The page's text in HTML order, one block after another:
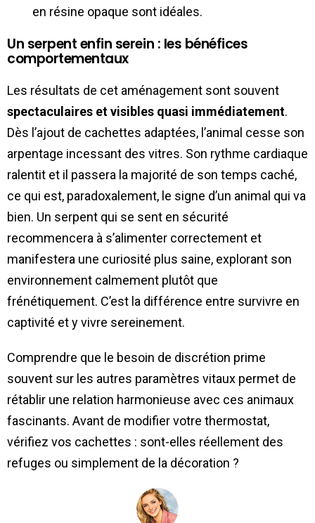
en résine opaque sont idéales.
Un serpent enfin serein : les bénéfices
comportementaux
Les résultats de cet aménagement sont souvent
spectaculaires et visibles quasi immédiatement.
Dès l’ajout de cachettes adaptées, l’animal cesse son
arpentage incessant des vitres. Son rythme cardiaque
ralentit et il passera la majorité de son temps caché,
ce qui est, paradoxalement, le signe d’un animal qui va
bien. Un serpent qui se sent en sécurité
recommencera à s’alimenter correctement et
manifestera une curiosité plus saine, explorant son
environnement calmement plutôt que
frénétiquement. C’est la différence entre survivre en
captivité et y vivre sereinement.
Comprendre que le besoin de discrétion prime
souvent sur les autres paramètres vitaux permet de
rétablir une relation harmonieuse avec ces animaux
fascinants. Avant de modifier votre thermostat,
vérifiez vos cachettes : sont-elles réellement des
refuges ou simplement de la décoration ?